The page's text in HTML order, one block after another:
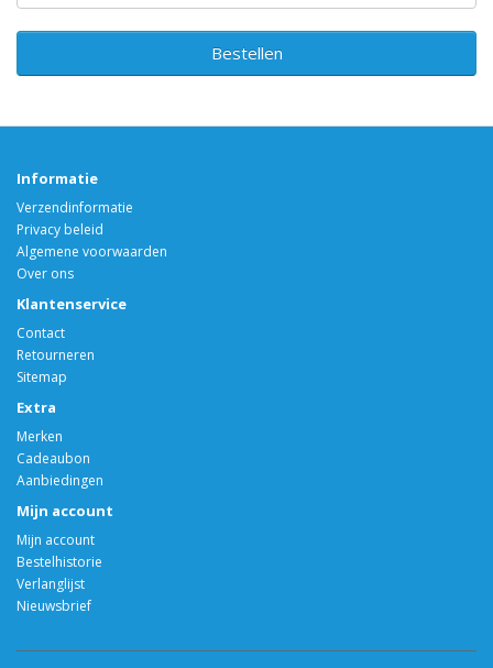
Bestellen
Informatie
Verzendinformatie
Privacy beleid
Algemene voorwaarden
Over ons
Klantenservice
Contact
Retourneren
Sitemap
Extra
Merken
Cadeaubon
Aanbiedingen
Mijn account
Mijn account
Bestelhistorie
Verlanglijst
Nieuwsbrief